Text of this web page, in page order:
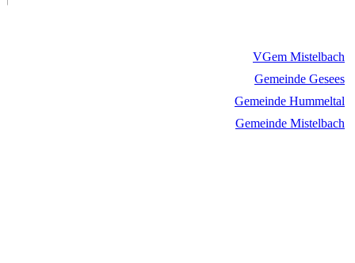
VGem Mistelbach
Gemeinde Gesees
Gemeinde Hummeltal
Gemeinde Mistelbach